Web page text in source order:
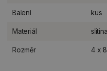
Balení kus
Materiál
Rozměr 4 x